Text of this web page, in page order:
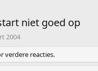
niet goed op
2004
verdere reacties.